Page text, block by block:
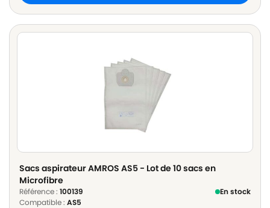
Sacs aspirateur AMROS AS5 - Lot de 10 sacs en
Microfibre
Référence : 100139
En stock
Compatible : AS5